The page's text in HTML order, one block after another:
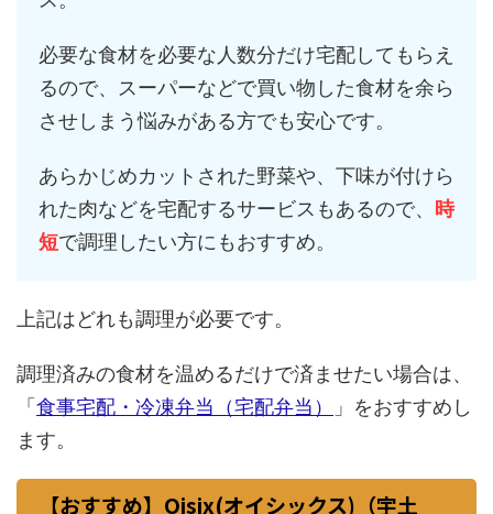
必要な食材を必要な人数分だけ宅配してもらえ
るので、スーパーなどで買い物した食材を余ら
させしまう悩みがある方でも安心です。
あらかじめカットされた野菜や、下味が付けら
れた肉などを宅配するサービスもあるので、
時
短で調理したい方にもおすすめ。
上記はどれも調理が必要です。
調理済みの食材を温めるだけで済ませたい場合は、
「 食事宅配・冷凍弁当（宅配弁当）
」をおすすめし
ます。
【おすすめ】Oisix(オイシックス)（宇土